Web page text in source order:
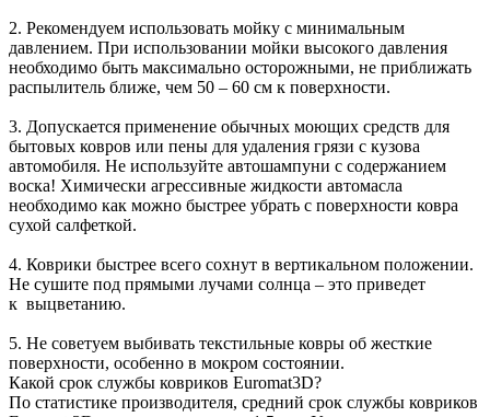
2. Рекомендуем использовать мойку с минимальным
давлением. При использовании мойки высокого давления
необходимо быть максимально осторожными, не приближать
распылитель ближе, чем 50 – 60 см к поверхности.
3. Допускается применение обычных моющих средств для
бытовых ковров или пены для удаления грязи с кузова
автомобиля. Не используйте автошампуни с содержанием
воска! Химически агрессивные жидкости автомасла
необходимо как можно быстрее убрать с поверхности ковра
сухой салфеткой.
4. Коврики быстрее всего сохнут в вертикальном положении.
Не сушите под прямыми лучами солнца – это приведет
к выцветанию.
5. Не советуем выбивать текстильные ковры об жесткие
поверхности, особенно в мокром состоянии.
Какой срок службы ковриков Euromat3D?
По статистике производителя, средний срок службы ковриков